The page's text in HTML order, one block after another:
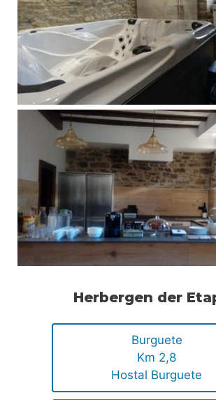
Herbergen der
Burguete
Km 2,8
Hostal Burguete